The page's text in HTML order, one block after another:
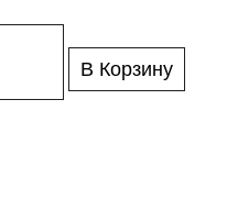
В Корзину